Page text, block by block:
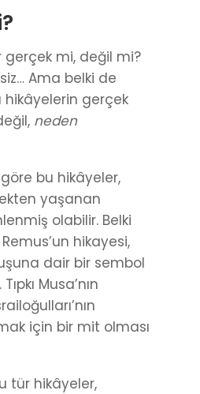
gerçek mi, değil mi?
Ama belki de
hikâyelerin gerçek
neden
bu hikâyeler,
yaşanan
olabilir. Belki
hikayesi,
dair bir sembol
Musa’nın
için bir mit olması
tür hikâyeler,